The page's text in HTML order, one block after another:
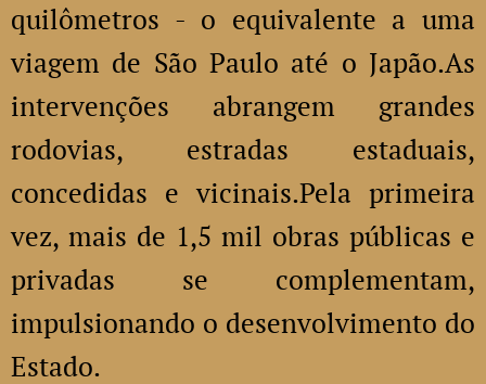
quilômetros - o equivalente a uma
viagem de São Paulo até o Japão.As
intervenções abrangem grandes
rodovias, estradas estaduais,
concedidas e vicinais.Pela primeira
vez, mais de 1,5 mil obras públicas e
privadas se complementam,
impulsionando o desenvolvimento do
Estado.